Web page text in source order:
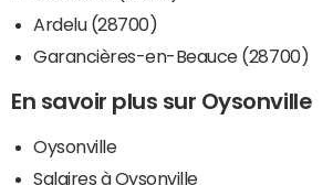
Ardelu (28700)
Garancières-en-Beauce (28700)
En savoir plus sur Oysonville
Oysonville
Salaires à Oysonville